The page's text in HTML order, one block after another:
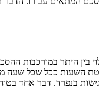
היתר במורכבות ההסכם
השעות ככל שכל שעה
בנפרד. דבר אחד